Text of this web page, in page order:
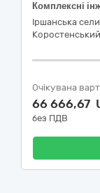
Іршанська
Очікувана
66 666,67
без ПДВ